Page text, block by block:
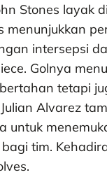
Stones layak
menunjukkan
intersepsi
Golnya
tetapi
Alvarez
untuk
tim.